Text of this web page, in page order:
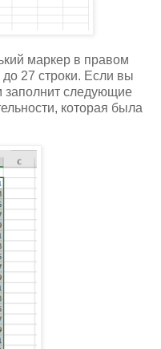
маркер в правом
27 строки. Если вы
заполнит следующие
которая была